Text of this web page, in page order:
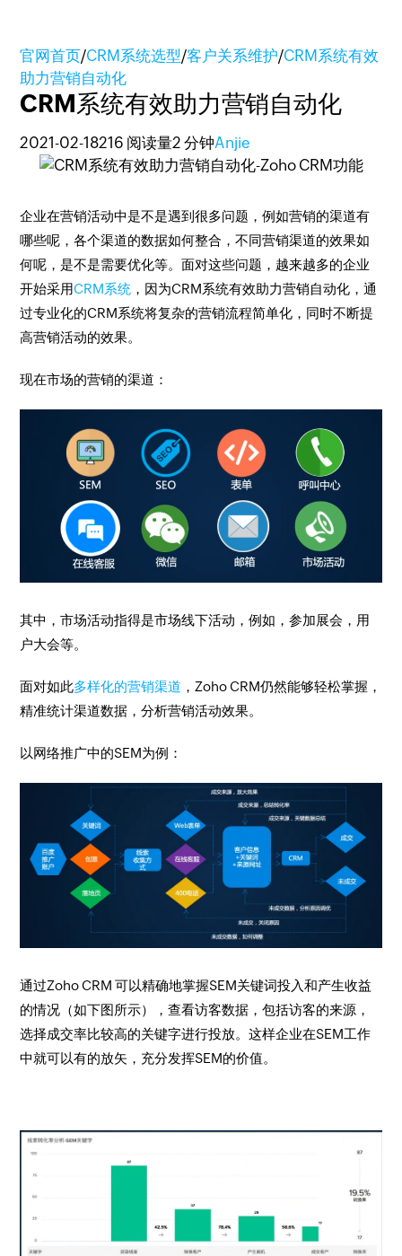
官网首页/CRM系统选型/客户关系维护/CRM系统有效
助力营销自动化
CRM系统有效助力营销自动化
2021-02-18216 阅读量2 分钟Anjie
企业在营销活动中是不是遇到很多问题，例如营销的渠道有
哪些呢，各个渠道的数据如何整合，不同营销渠道的效果如
何呢，是不是需要优化等。面对这些问题，越来越多的企业
开始采用CRM系统 ，因为CRM系统有效助力营销自动化，通
过专业化的CRM系统将复杂的营销流程简单化，同时不断提
高营销活动的效果。
现在市场的营销的渠道：
其中，市场活动指得是市场线下活动，例如，参加展会，用
户大会等。
面对如此多样化的营销渠道 ，Zoho CRM仍然能够轻松掌握，
精准统计渠道数据，分析营销活动效果。
以网络推广中的SEM为例：
通过Zoho CRM 可以精确地掌握SEM关键词投入和产生收益
的情况（如下图所示），查看访客数据，包括访客的来源，
选择成交率比较高的关键字进行投放。这样企业在SEM工作
中就可以有的放矢，充分发挥SEM的价值。